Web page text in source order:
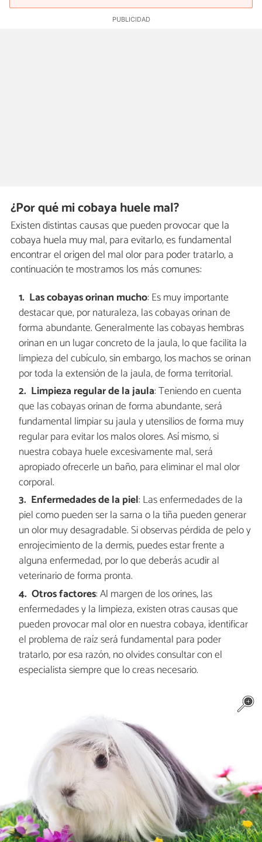
¿Por qué mi cobaya huele mal?
Existen distintas causas que pueden provocar que la
cobaya huela muy mal, para evitarlo, es fundamental
encontrar el origen del mal olor para poder tratarlo, a
continuación te mostramos los más comunes:
Las cobayas orinan mucho: Es muy importante
destacar que, por naturaleza, las cobayas orinan de
forma abundante. Generalmente las cobayas hembras
orinan en un lugar concreto de la jaula, lo que facilita la
limpieza del cubículo, sin embargo, los machos se orinan
por toda la extensión de la jaula, de forma territorial.
Limpieza regular de la jaula: Teniendo en cuenta
que las cobayas orinan de forma abundante, será
fundamental limpiar su jaula y utensilios de forma muy
regular para evitar los malos olores. Así mismo, si
nuestra cobaya huele excesivamente mal, será
apropiado ofrecerle un baño, para eliminar el mal olor
corporal.
Enfermedades de la piel: Las enfermedades de la
piel como pueden ser la sarna o la tiña pueden generar
un olor muy desagradable. Si observas pérdida de pelo y
enrojecimiento de la dermis, puedes estar frente a
alguna enfermedad, por lo que deberás acudir al
veterinario de forma pronta.
Otros factores: Al margen de los orines, las
enfermedades y la limpieza, existen otras causas que
pueden provocar mal olor en nuestra cobaya, identificar
el problema de raíz será fundamental para poder
tratarlo, por esa razón, no olvides consultar con el
especialista siempre que lo creas necesario.